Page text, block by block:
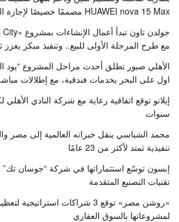
HUAWEI nova 15 Max مصممًا خصيصًا لإجازة الصيف
مع طرح المرحلة الأولى للبيع.. وتنفيذ مبكر يعزز
الأهلي صبور تطلق أحدث مراحل المشروع “يود
اول على البحر بخدمات فندقية، مع إطلالات
سنوات
محمد الشباسي ينقل خبراته العالمية إلى مصر
تنفيذية تمتد لأكثر من 23 عامًا
إبسون توسّع استثماراتها في شركة “جوسان تك”
تقنيات التصنيع المتقدمة
«روشن مصر» توقع 3 شراكات
لمشروعاتها بالسوق العقاري